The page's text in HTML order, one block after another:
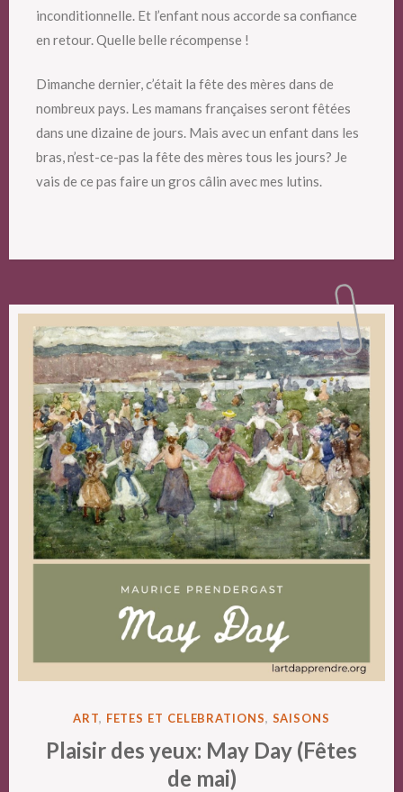
inconditionnelle. Et l’enfant nous accorde sa confiance
en retour. Quelle belle récompense !
Dimanche dernier, c’était la fête des mères dans de
nombreux pays. Les mamans françaises seront fêtées
dans une dizaine de jours. Mais avec un enfant dans les
bras, n’est-ce-pas la fête des mères tous les jours? Je
vais de ce pas faire un gros câlin avec mes lutins.
POSTED
ART, FETES ET CELEBRATIONS, SAISONS
Plaisir des yeux: May Day (Fêtes
de mai)